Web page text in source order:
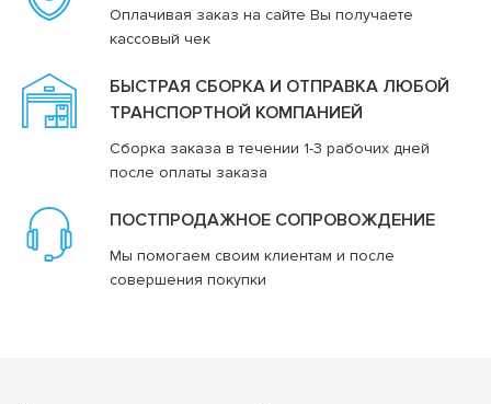
Оплачивая заказ на сайте Вы получаете
кассовый чек
БЫСТРАЯ СБОРКА И ОТПРАВКА ЛЮБОЙ
ТРАНСПОРТНОЙ КОМПАНИЕЙ
Сборка заказа в течении 1-3 рабочих дней
после оплаты заказа
ПОСТПРОДАЖНОЕ СОПРОВОЖДЕНИЕ
Мы помогаем своим клиентам и после
совершения покупки